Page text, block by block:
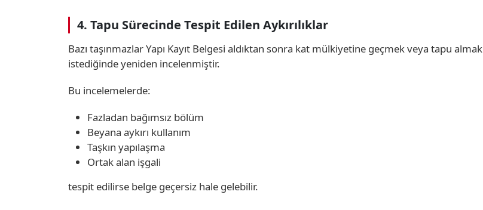
4. Tapu Sürecinde Tespit Edilen Aykırılıklar
Bazı taşınmazlar Yapı Kayıt Belgesi aldıktan sonra kat mülkiyetine geçmek veya tapu almak
istediğinde yeniden incelenmiştir.
Bu incelemelerde:
Fazladan bağımsız bölüm
Beyana aykırı kullanım
Taşkın yapılaşma
Ortak alan işgali
tespit edilirse belge geçersiz hale gelebilir.